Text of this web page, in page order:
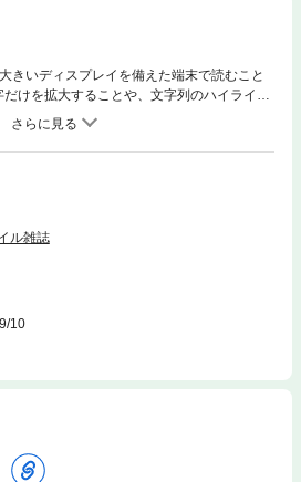
きいディスプレイを備えた端末で読むこと
けを拡大することや、文字列のハイライ
どの機能が使用できません。ウクライナ戦
ランの軍事衝突など相次ぐ戦乱、さらに各
定さを増す世界を理解する際に、欠かせな
スト教、ユダヤ教、イスラム教など一神教
『中央公論』2025年10月号の電子化）
2025 CONTENTS……………＝＝
の世界宗教▼山内昌之◆〔対談〕ユダヤとイ
謬ガザ紛争を解きほぐす▼鶴見太郎×鈴木
ある歴史ウクライナ戦争が正教会へ落とす
中東の宗教地図イスラム世界の「対立」の
ンド▼中溝和弥◆戦争、社会不安……乱世に
う競争ゲームから一度「降り」てみよう▼
時評2025】●80年を経てなお終わらない日本
プ関税を負担するのはいったい誰なのか▼
ル雑誌
10